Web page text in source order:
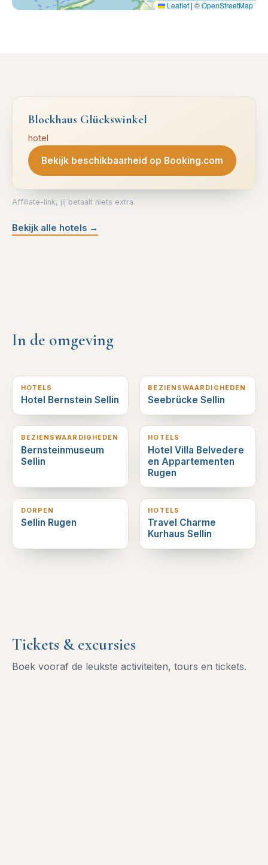
Leaflet | ©OpenStreetMap
Blockhaus Glückswinkel
hotel
Bekijk beschikbaarheid op Booking.com
Affiliate-link, jij betaalt niets extra.
Bekijk alle hotels →
In de omgeving
HOTELS
Hotel Bernstein Sellin
BEZIENSWAARDIGHEDEN
Seebrücke Sellin
1 km verderop
BEZIENSWAARDIGHEDEN
Bernsteinmuseum
Sellin
1 km verderop
HOTELS
Hotel Villa Belvedere
en Appartementen
Rugen
1 km verderop
DORPEN
Sellin Rugen
1 km verderop
HOTELS
Travel Charme
Kurhaus Sellin
Tickets & excursies
Boek vooraf de leukste activiteiten, tours en tickets.